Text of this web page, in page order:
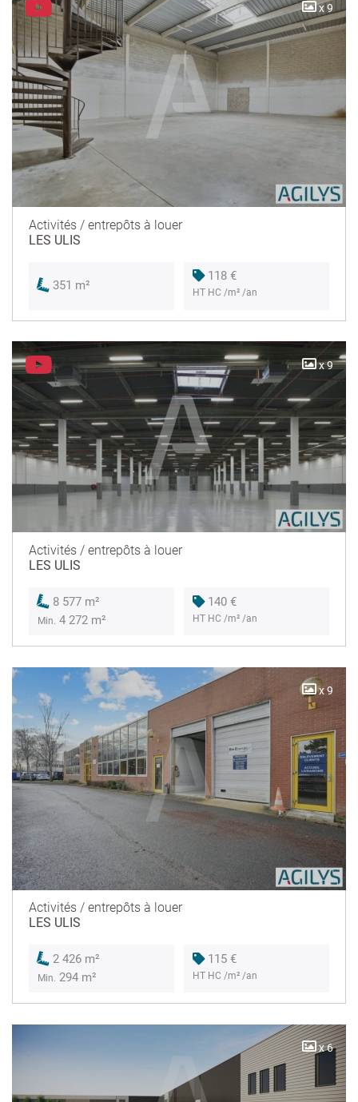
x 9
Activités / entrepôts à louer
LES ULIS
351 m²
118 €
HT HC /m² /an
x 9
Activités / entrepôts à louer
LES ULIS
8 577 m²
Min. 4 272 m²
140 €
HT HC /m² /an
x 9
Activités / entrepôts à louer
LES ULIS
2 426 m²
Min. 294 m²
115 €
HT HC /m² /an
x 6